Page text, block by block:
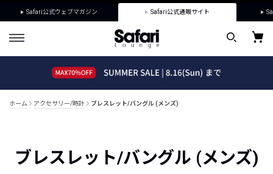
Safari公式ウェブマガジン Safari公式通販サイト
ホーム アクセサリー/時計 ブレスレット/バングル (メンズ)
ブレスレット/バングル (メンズ)